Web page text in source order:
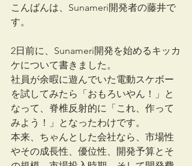
こんばんは、Sunameri開発者の藤井で
す。
2日前に、Sunameri開発を始めるキッカ
ケについて書きました。
社員が余暇に遊んでいた電動スケボー
を試してみたら「おもろいやん！」と
なって、脊椎反射的に「これ、作って
みよう！」となったわけです。
本来、ちゃんとした会社なら、市場性
やその成長性、優位性、開発予算とそ